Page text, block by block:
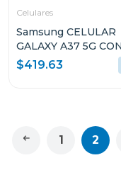
Celulares
Samsung CELULAR
GALAXY A37 5G CON
8GB RAM Y 256GB
ALMACENAMIENTO
$419.63
1 2